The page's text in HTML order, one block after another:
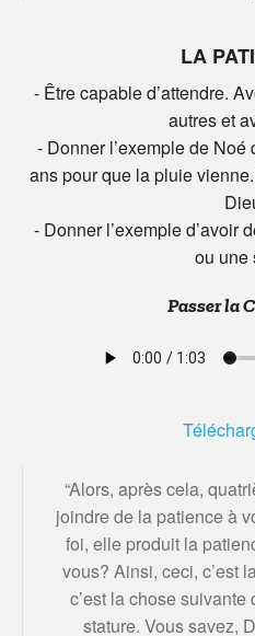
LA
- Être capable d’attendre.
autres et
- Donner l’exemple de
ans pour que la pluie
- Donner l’exemple d’avoir
ou
Passer la
“Alors, après cela,
joindre de la patience à
foi, elle produit la
vous? Ainsi, ceci, c’est
c’est la chose
stature. Vous savez,